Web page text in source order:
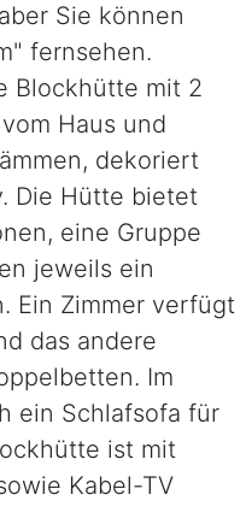
Sie können
fernsehen.
Blockhütte mit 2
Haus und
dekoriert
Die Hütte bietet
eine Gruppe
jeweils ein
Ein Zimmer verfügt
das andere
Im
ein Schlafsofa für
ist mit
Kabel-TV